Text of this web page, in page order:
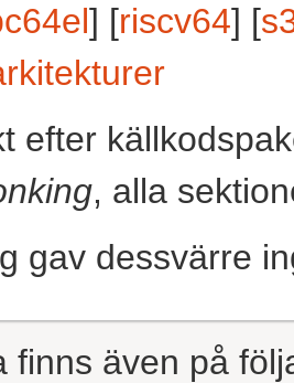
] [riscv64] [
efter
, alla
gav dessvärre
finns även på